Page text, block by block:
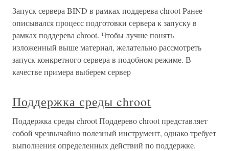
Запуск сервера BIND в рамках поддерева chroot Ранее
описывался процесс подготовки сервера к запуску в
рамках поддерева chroot. Чтобы лучше понять
изложенный выше материал, желательно рассмотреть
запуск конкретного сервера в подобном режиме. В
качестве примера выберем сервер
Поддержка среды chroot
Поддержка среды chroot Поддерево chroot представляет
собой чрезвычайно полезный инструмент, однако требует
выполнения определенных действий по поддержке.